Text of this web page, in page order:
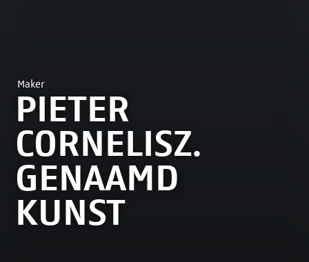
Maker
PIETER
CORNELISZ.
GENAAMD
KUNST